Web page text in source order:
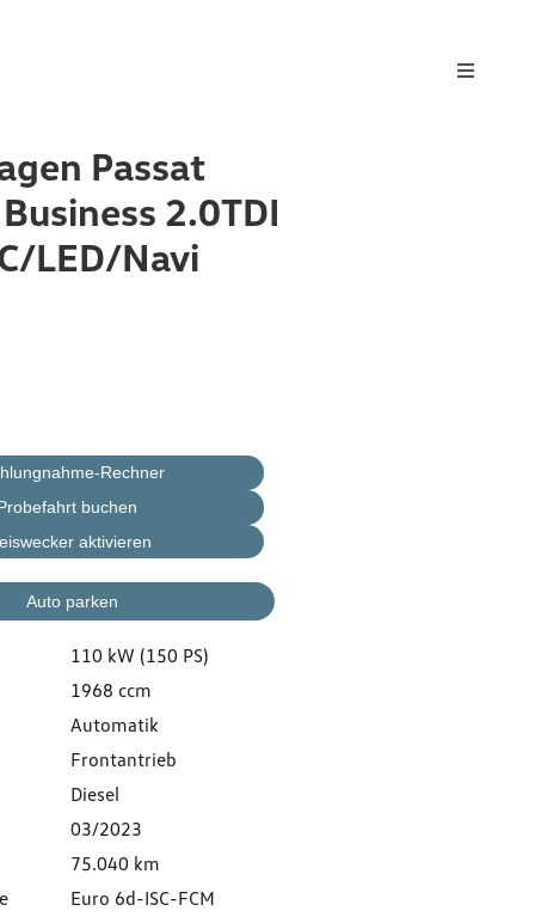
Toggle
Passat
2.0TDI
LED/Navi
Rechner
buchen
aktivieren
Auto parken
110 kW (150 PS)
1968 ccm
Automatik
Frontantrieb
Diesel
03/2023
75.040 km
Euro 6d-ISC-FCM